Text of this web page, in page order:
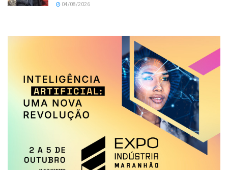
04/08/2026